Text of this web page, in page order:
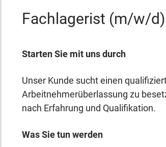
Fachlagerist (m/w/
Starten Sie mit uns durch
Unser Kunde sucht einen
Arbeitnehmerüberlassung zu
nach Erfahrung und Qualifikation.
Was Sie tun werden